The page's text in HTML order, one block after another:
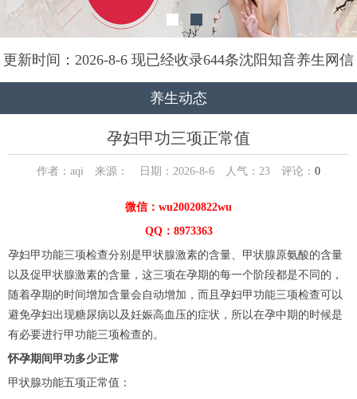
更新时间：2026-8-6 现已经收录644条沈阳知音养生网信
息
养生动态
孕妇甲功三项正常值
作者：aqi 来源： 日期：2026-8-6 人气： 23 评论： 0
微信：wu20020822wu
QQ：8973363
孕妇甲功能三项检查分别是甲状腺激素的含量、甲状腺原氨酸的含量
以及促甲状腺激素的含量，这三项在孕期的每一个阶段都是不同的，
随着孕期的时间增加含量会自动增加，而且孕妇甲功能三项检查可以
避免孕妇出现糖尿病以及妊娠高血压的症状，所以在孕中期的时候是
有必要进行甲功能三项检查的。
怀孕期间甲功多少正常
甲状腺功能五项正常值：